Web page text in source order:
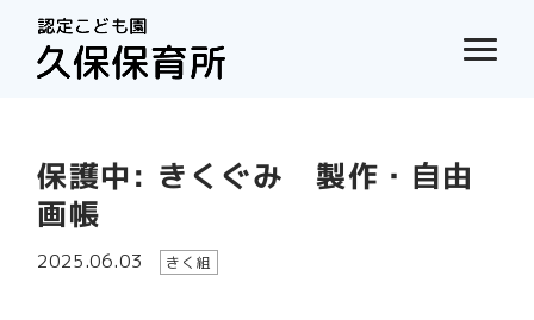
保護中: きくぐみ 製作・自由
画帳
2025.06.03 きく組